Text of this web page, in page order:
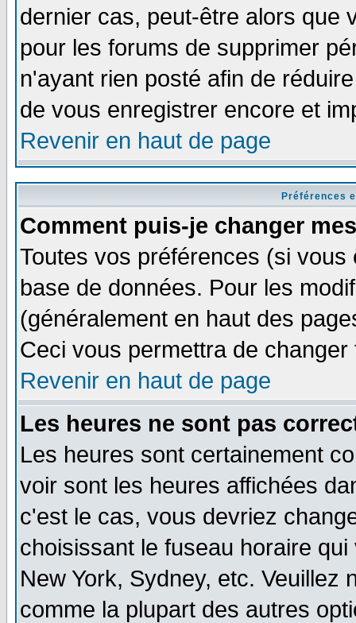
dernier cas, peut-être alors que
pour les forums de supprimer
n'ayant rien posté afin de
de vous enregistrer encore et
Revenir en haut de page
Préférences
Comment puis-je changer
Toutes vos préférences (si
base de données. Pour les
(généralement en haut des
Ceci vous permettra de
Revenir en haut de page
Les heures ne sont pas
Les heures sont certainement
voir sont les heures affichées
c'est le cas, vous devriez
choisissant le fuseau horaire
New York, Sydney, etc. Veuillez
comme la plupart des autres